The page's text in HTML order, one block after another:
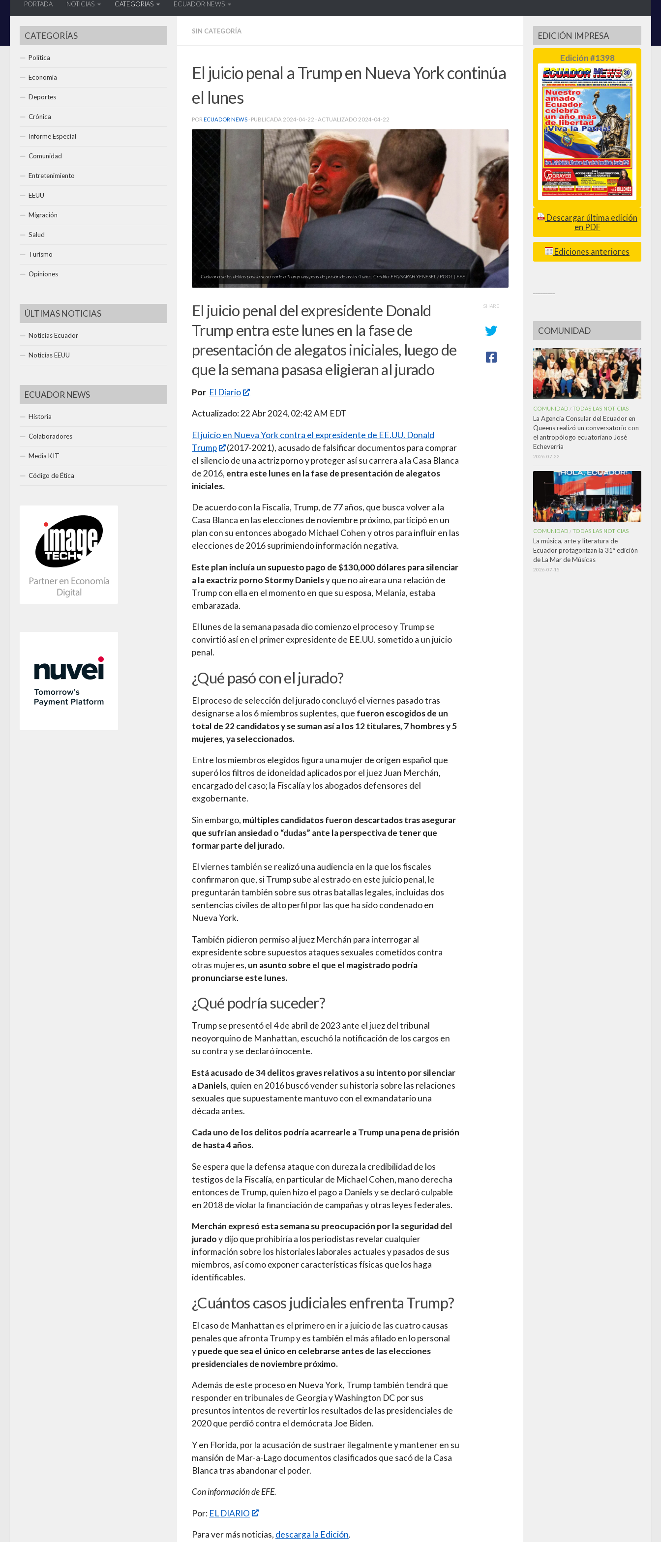
PORTADA NOTICIAS CATEGORIAS ECUADOR NEWS
SIN CATEGORÍA
El juicio penal a Trump en Nueva York continúa
el lunes
POR ECUADOR NEWS · PUBLICADA 2024-04-22 · ACTUALIZADO 2024-04-22
Cada uno de los delitos podría acarrearle a Trump una pena de prisión de hasta 4 años. Crédito: EPA/SARAH YENESEL / POOL | EFE
El juicio penal del expresidente Donald
Trump entra este lunes en la fase de
presentación de alegatos iniciales, luego de
que la semana pasasa eligieran al jurado
Por El Diario
Actualizado: 22 Abr 2024, 02:42 AM EDT
El juicio en Nueva York contra el expresidente de EE.UU. Donald
Trump
(2017-2021), acusado de falsificar documentos para comprar
el silencio de una actriz porno y proteger así su carrera a la Casa Blanca
de 2016, entra este lunes en la fase de presentación de alegatos
iniciales.
De acuerdo con la Fiscalía, Trump, de 77 años, que busca volver a la
Casa Blanca en las elecciones de noviembre próximo, participó en un
plan con su entonces abogado Michael Cohen y otros para influir en las
elecciones de 2016 suprimiendo información negativa.
Este plan incluía un supuesto pago de $130,000 dólares para silenciar
a la exactriz porno Stormy Danielsy que no aireara una relación de
Trump con ella en el momento en que su esposa, Melania, estaba
embarazada.
El lunes de la semana pasada dio comienzo el proceso y Trump se
convirtió así en el primer expresidente de EE.UU. sometido a un juicio
penal.
¿Qué pasó con el jurado?
El proceso de selección del jurado concluyó el viernes pasado tras
designarse a los 6 miembros suplentes, que fueron escogidos de un
total de 22 candidatos y se suman así a los 12 titulares, 7 hombres y 5
mujeres, ya seleccionados.
Entre los miembros elegidos figura una mujer de origen español que
superó los filtros de idoneidad aplicados por el juez Juan Merchán,
encargado del caso; la Fiscalía y los abogados defensores del
exgobernante.
Sin embargo, múltiples candidatos fueron descartados tras asegurar
que sufrían ansiedad o “dudas” ante la perspectiva de tener que
formar parte del jurado.
El viernes también se realizó una audiencia en la que los fiscales
confirmaron que, si Trump sube al estrado en este juicio penal, le
preguntarán también sobre sus otras batallas legales, incluidas dos
sentencias civiles de alto perfil por las que ha sido condenado en
Nueva York.
También pidieron permiso al juez Merchán para interrogar al
expresidente sobre supuestos ataques sexuales cometidos contra
otras mujeres, un asunto sobre el que el magistrado podría
pronunciarse este lunes.
¿Qué podría suceder?
Trump se presentó el 4 de abril de 2023 ante el juez del tribunal
neoyorquino de Manhattan, escuchó la notificación de los cargos en
su contra y se declaró inocente.
Está acusado de 34 delitos graves relativos a su intento por silenciar
a Daniels, quien en 2016 buscó vender su historia sobre las relaciones
sexuales que supuestamente mantuvo con el exmandatario una
década antes.
Cada uno de los delitos podría acarrearle a Trump una pena de prisión
de hasta 4 años.
Se espera que la defensa ataque con dureza la credibilidad de los
testigos de la Fiscalía, en particular de Michael Cohen, mano derecha
entonces de Trump, quien hizo el pago a Daniels y se declaró culpable
en 2018 de violar la financiación de campañas y otras leyes federales.
Merchán expresó esta semana su preocupación por la seguridad del
juradoy dijo que prohibiría a los periodistas revelar cualquier
información sobre los historiales laborales actuales y pasados de sus
miembros, así como exponer características físicas que los haga
identificables.
¿Cuántos casos judiciales enfrenta Trump?
El caso de Manhattan es el primero en ir a juicio de las cuatro causas
penales que afronta Trump y es también el más afilado en lo personal
ypuede que sea el único en celebrarse antes de las elecciones
presidenciales de noviembre próximo.
Además de este proceso en Nueva York, Trump también tendrá que
responder en tribunales de Georgia y Washington DC por sus
presuntos intentos de revertir los resultados de las presidenciales de
2020 que perdió contra el demócrata Joe Biden.
Y en Florida, por la acusación de sustraer ilegalmente y mantener en su
mansión de Mar-a-Lago documentos clasificados que sacó de la Casa
Blanca tras abandonar el poder.
Con información de EFE.
Por: EL DIARIO
Para ver más noticias, descarga la Edición.
SHARE
CATEGORÍAS
Política
Economía
Deportes
Crónica
Informe Especial
Comunidad
Entretenimiento
EEUU
Migración
Salud
Turismo
Opiniones
ÚLTIMAS NOTICIAS
Noticias Ecuador
Noticias EEUU
ECUADOR NEWS
Historia
Colaboradores
Media KIT
Código de Ética
EDICIÓN IMPRESA
Edición #1398
Descargar última edición
en PDF
Ediciones anteriores
COMUNIDAD
COMUNIDAD /TODAS LAS NOTICIAS
La Agencia Consular del Ecuador en
Queens realizó un conversatorio con
el antropólogo ecuatoriano José
Echeverría
2026-07-22
COMUNIDAD /TODAS LAS NOTICIAS
La música, arte y literatura de
Ecuador protagonizan la 31ª edición
de La Mar de Músicas
2026-07-15